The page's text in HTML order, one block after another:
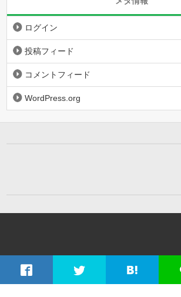
ログイン
投稿フィード
コメントフィード
WordPress.org